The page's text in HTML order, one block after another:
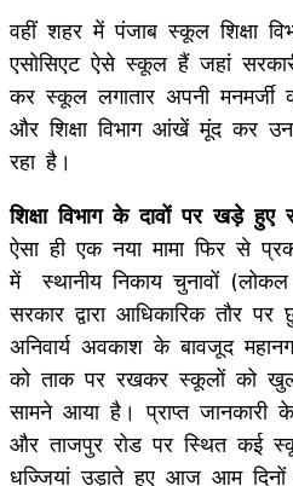
वहीं शहर में पंजाब स्कूल शिक्षा
एसोसिएट ऐसे स्कूल हैं जहां
कर स्कूल लगातार अपनी
और शिक्षा विभाग आंखें मूंद कर
रहा है।
शिक्षा विभाग के दावों पर खड़े हुए
ऐसा ही एक नया मामा फिर से
में स्थानीय निकाय चुनावों
सरकार द्वारा आधिकारिक तौर
अनिवार्य अवकाश के बावजूद
को ताक पर रखकर स्कूलों को
सामने आया है। प्राप्त जानकारी
और ताजपुर रोड पर स्थित कई
धज्जियां उड़ाते हुए आज आम